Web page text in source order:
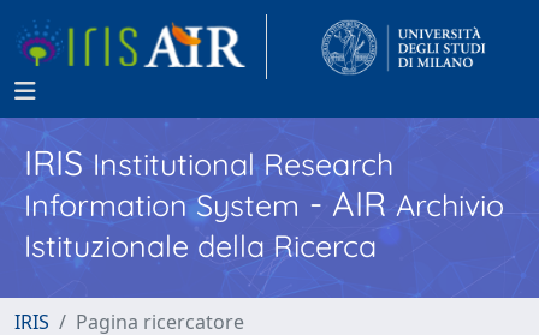
IRISInstitutional Research
Information System - AIR Archivio
Istituzionale della Ricerca
IRIS Pagina ricercatore